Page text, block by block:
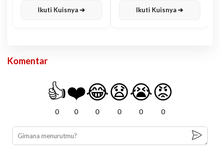
Ikuti Kuisnya ➔ Ikuti Kuisnya ➔
Komentar
👍
0
❤️
0
😂
0
😧
0
😭
0
😡
0